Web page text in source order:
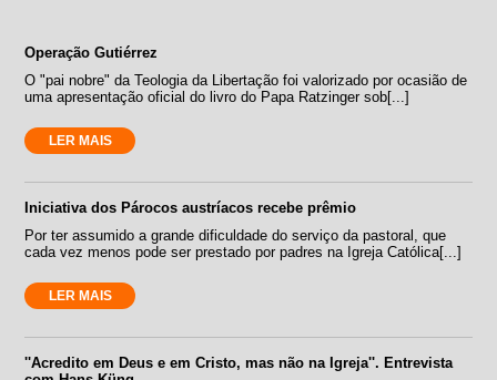
Operação Gutiérrez
O "pai nobre" da Teologia da Libertação foi valorizado por ocasião de
uma apresentação oficial do livro do Papa Ratzinger sob[...]
LER MAIS
Iniciativa dos Párocos austríacos recebe prêmio
Por ter assumido a grande dificuldade do serviço da pastoral, que
cada vez menos pode ser prestado por padres na Igreja Católica[...]
LER MAIS
''Acredito em Deus e em Cristo, mas não na Igreja''. Entrevista